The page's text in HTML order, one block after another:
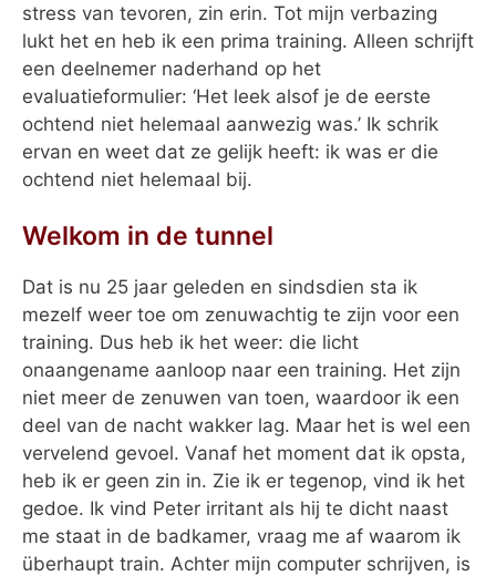
stress van tevoren, zin erin. Tot mijn verbazing
lukt het en heb ik een prima training. Alleen schrijft
een deelnemer naderhand op het
evaluatieformulier: ‘Het leek alsof je de eerste
ochtend niet helemaal aanwezig was.’ Ik schrik
ervan en weet dat ze gelijk heeft: ik was er die
ochtend niet helemaal bij.
Welkom in de tunnel
Dat is nu 25 jaar geleden en sindsdien sta ik
mezelf weer toe om zenuwachtig te zijn voor een
training. Dus heb ik het weer: die licht
onaangename aanloop naar een training. Het zijn
niet meer de zenuwen van toen, waardoor ik een
deel van de nacht wakker lag. Maar het is wel een
vervelend gevoel. Vanaf het moment dat ik opsta,
heb ik er geen zin in. Zie ik er tegenop, vind ik het
gedoe. Ik vind Peter irritant als hij te dicht naast
me staat in de badkamer, vraag me af waarom ik
überhaupt train. Achter mijn computer schrijven, is